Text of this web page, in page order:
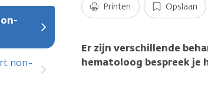
non-
Printen Opslaan
Er zijn verschillende
hematoloog bespreek je